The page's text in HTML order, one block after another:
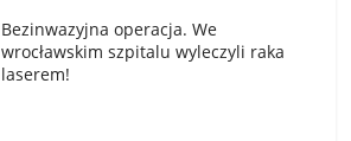
Bezinwazyjna operacja. We
wrocławskim szpitalu wyleczyli raka
laserem!